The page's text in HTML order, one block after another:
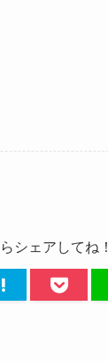
シェアしてね！